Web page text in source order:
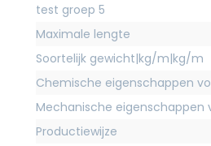
test groep 5
Maximale lengte
Soortelijk gewicht|kg/m|kg/m
Chemische eigenschappen
Mechanische eigenschappen
Productiewijze